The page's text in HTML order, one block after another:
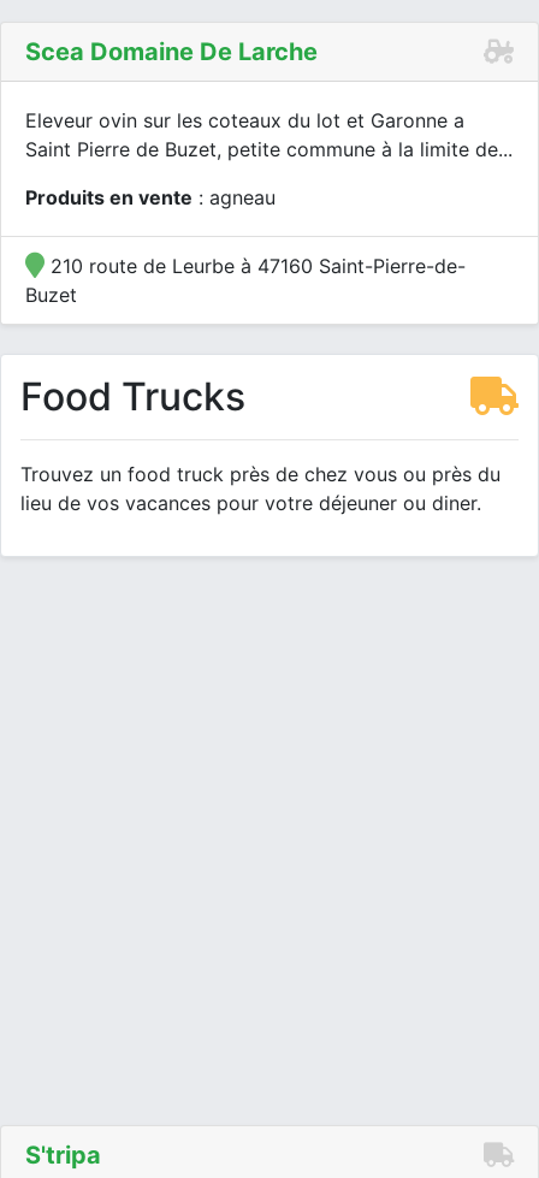
Scea Domaine De Larche
Eleveur ovin sur les coteaux du lot et Garonne a
Saint Pierre de Buzet, petite commune à la limite de...
Produits en vente : agneau
210 route de Leurbe à 47160 Saint-Pierre-de-
Buzet
Food Trucks
Trouvez un food truck près de chez vous ou près du
lieu de vos vacances pour votre déjeuner ou diner.
S'tripa